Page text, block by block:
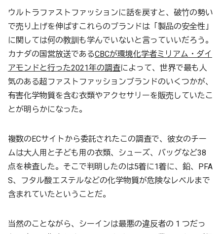
ウルトラファストファッションに話を戻すと、破竹の勢い
で売り上げを伸ばすこれらのブランドは「製品の安全性」
に関しては何の教訓も学んでいないと言っていいだろう。
カナダの国営放送であるCBCが環境化学者ミリアム・ダイ
アモンドと行った2021年の調査によって、世界で最も人
気のある超ファストファッションブランドのいくつかが、
有害化学物質を含む衣類やアクセサリーを販売していたこ
とが明らかになった。
複数のECサイトから委託されたこの調査で、彼女のチー
ムは大人用と子ども用の衣類、シューズ、バッグなど38
点を検査した。そこで判明したのは5着に1着に、鉛、PFA
S、フタル酸エステルなどの化学物質が危険なレベルまで
含まれていたということだ。
当然のことながら、シーインは最悪の違反者の 1 つだっ